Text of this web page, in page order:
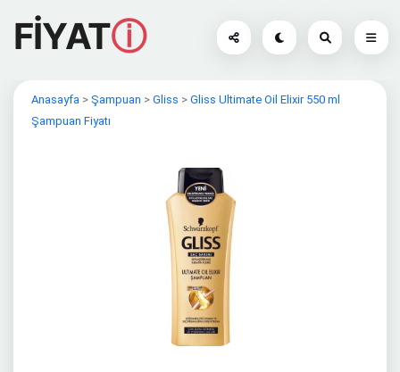
FİYATⓘ
Anasayfa > Şampuan > Gliss > Gliss Ultimate Oil Elixir 550 ml
Şampuan Fiyatı